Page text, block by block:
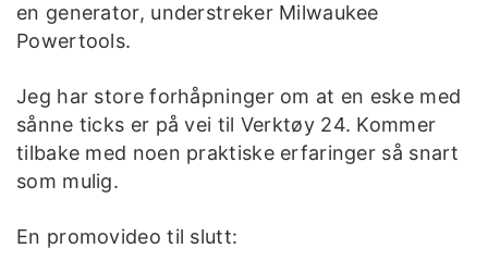
en generator, understreker Milwaukee
Powertools.
Jeg har store forhåpninger om at en eske med
sånne ticks er på vei til Verktøy 24. Kommer
tilbake med noen praktiske erfaringer så snart
som mulig.
En promovideo til slutt: